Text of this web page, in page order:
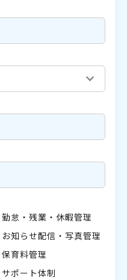
勤怠・残業・休暇管理
お知らせ配信・写真管理
保育料管理
サポート体制